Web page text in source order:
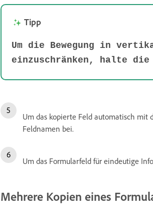
Tipp
Um die Bewegung in
einzuschränken, halte die
Um das kopierte Feld automatisch
Feldnamen bei.
Um das Formularfeld für eindeutige
Mehrere Kopien eines